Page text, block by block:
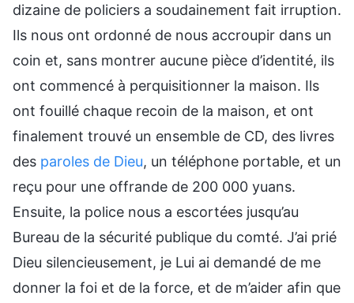
dizaine de policiers a soudainement fait irruption.
Ils nous ont ordonné de nous accroupir dans un
coin et, sans montrer aucune pièce d’identité, ils
ont commencé à perquisitionner la maison. Ils
ont fouillé chaque recoin de la maison, et ont
finalement trouvé un ensemble de CD, des livres
des paroles de Dieu, un téléphone portable, et un
reçu pour une offrande de 200 000 yuans.
Ensuite, la police nous a escortées jusqu’au
Bureau de la sécurité publique du comté. J’ai prié
Dieu silencieusement, je Lui ai demandé de me
donner la foi et de la force, et de m’aider afin que